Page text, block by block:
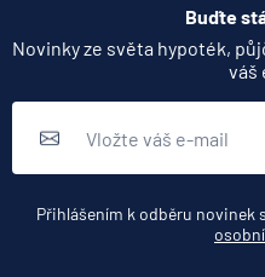
Buďte
Novinky ze světa hypoték,
váš
Přihlášením k odběru novinek